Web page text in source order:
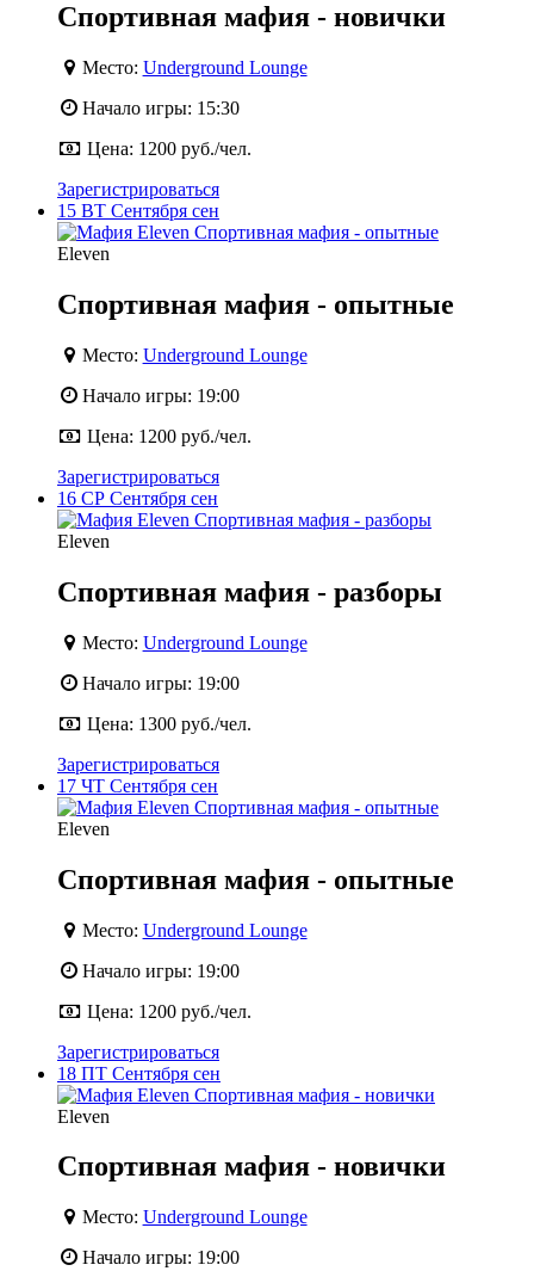
Спортивная мафия - новички
Место: Underground Lounge
Начало игры: 15:30
Цена: 1200 руб./чел.
Зарегистрироваться
15 ВТ Сентября сен
Eleven
Спортивная мафия - опытные
Место: Underground Lounge
Начало игры: 19:00
Цена: 1200 руб./чел.
Зарегистрироваться
16 СР Сентября сен
Eleven
Спортивная мафия - разборы
Место: Underground Lounge
Начало игры: 19:00
Цена: 1300 руб./чел.
Зарегистрироваться
17 ЧТ Сентября сен
Eleven
Спортивная мафия - опытные
Место: Underground Lounge
Начало игры: 19:00
Цена: 1200 руб./чел.
Зарегистрироваться
18 ПТ Сентября сен
Eleven
Спортивная мафия - новички
Место: Underground Lounge
Начало игры: 19:00